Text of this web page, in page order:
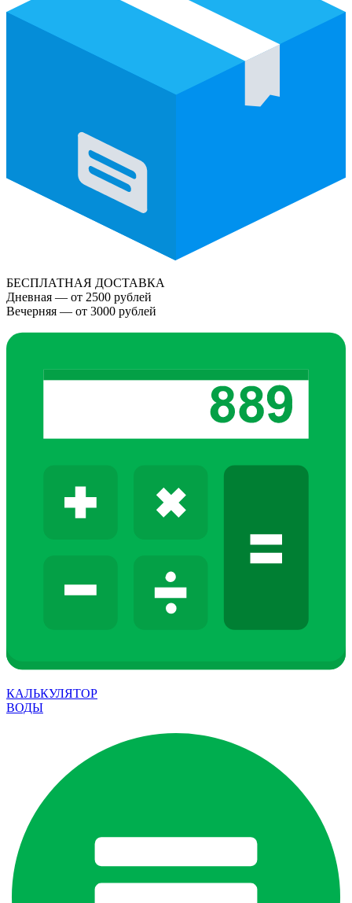
БЕСПЛАТНАЯ ДОСТАВКА
Дневная — от 2500 рублей
Вечерняя — от 3000 рублей
КАЛЬКУЛЯТОР
ВОДЫ